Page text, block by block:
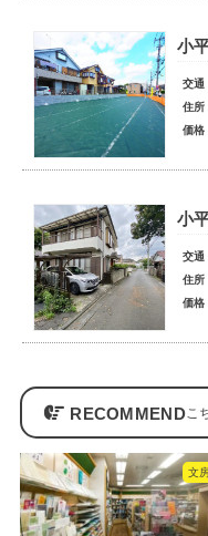
小
交通
住所
価格
小
交通
住所
価格
RECOMMEND
文